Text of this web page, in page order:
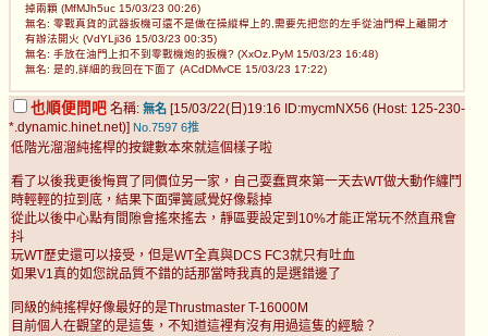
掉兩顆 (MfMJh5uc 15/03/23 00:26)
無名: 零戰真貨的武器扳機可還不是做在操縱桿上的,需要先把您的左手從油門桿上離開才
有辦法開火 (VdYLji36 15/03/23 00:35)
無名: 手放在油門上扣不到零戰機炮的扳機? (XxOz.PyM 15/03/23 16:48)
無名: 是的,詳細的我回在下面了 (ACdDMvCE 15/03/23 17:22)
也順便問吧 名稱: 無名 [15/03/22(日)19:16 ID:mycmNX56 (Host: 125-230-
*.dynamic.hinet.net)] No.7597 6推
低階光溜溜純搖桿的按鍵數本來就這個樣子啦
看了以後我更後悔買了同價位另一家，自己耍蠢買來第一天去WT做大動作纏鬥
時輕輕的拉到底，結果下面彈簧感覺好像鬆掉
從此以後中心點有間隙會搖來搖去，靜區要設定到10%才能正常玩不然直飛會
抖
玩WT歷史還可以接受，但是WT全真與DCS FC3就只有吐血
如果V1真的如您說品質不錯的話那當時我真的是選錯邊了
同級的純搖桿好像最好的是Thrustmaster T-16000M
目前個人在觀望的是這隻，不知道這裡有沒有用過這隻的經驗？